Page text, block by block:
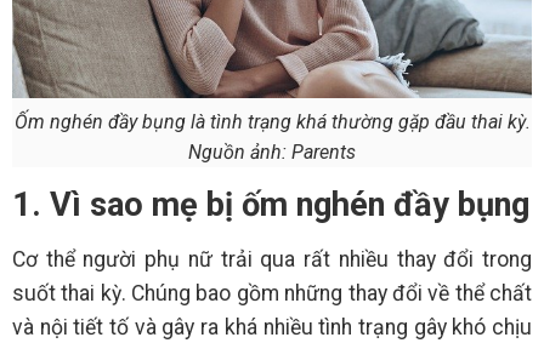
Ốm nghén đầy bụng là tình trạng khá thường gặp đầu thai kỳ.
Nguồn ảnh: Parents
1. Vì sao mẹ bị ốm nghén đầy bụng
Cơ thể người phụ nữ trải qua rất nhiều thay đổi trong
suốt thai kỳ. Chúng bao gồm những thay đổi về thể chất
và nội tiết tố và gây ra khá nhiều tình trạng gây khó chịu